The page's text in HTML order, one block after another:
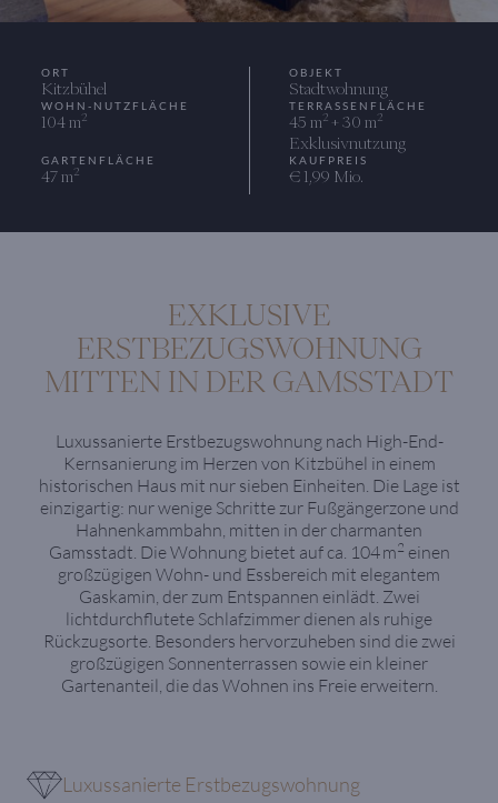
ORT
Kitzbühel
OBJEKT
Stadtwohnung
WOHN-NUTZFLÄCHE
104 m 2
TERRASSENFLÄCHE
45 m 2 + 30 m 2
Exklusivnutzung
GARTENFLÄCHE
47 m 2
KAUFPREIS
€ 1,99 Mio.
EXKLUSIVE
ERSTBEZUGSWOHNUNG
MITTEN IN DER GAMSSTADT
Luxussanierte Erstbezugswohnung nach High-End-
Kernsanierung im Herzen von Kitzbühel in einem
historischen Haus mit nur sieben Einheiten. Die Lage ist
einzigartig: nur wenige Schritte zur Fußgängerzone und
Hahnenkammbahn, mitten in der charmanten
Gamsstadt. Die Wohnung bietet auf ca. 104 m2 einen
großzügigen Wohn- und Essbereich mit elegantem
Gaskamin, der zum Entspannen einlädt. Zwei
lichtdurchflutete Schlafzimmer dienen als ruhige
Rückzugsorte. Besonders hervorzuheben sind die zwei
großzügigen Sonnenterrassen sowie ein kleiner
Gartenanteil, die das Wohnen ins Freie erweitern.
Luxussanierte Erstbezugswohnung